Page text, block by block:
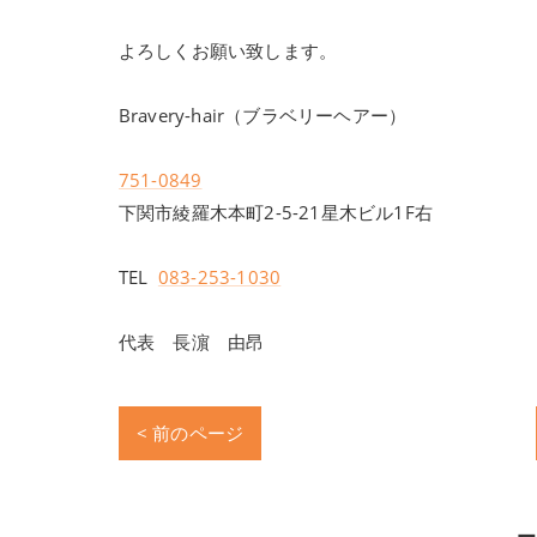
よろしくお願い致します。
Bravery-hair（ブラベリーヘアー）
751-0849
下関市綾羅木本町2-5-21星木ビル1F右
TEL 083-253-1030
代表 長濵 由昂
< 前のページ